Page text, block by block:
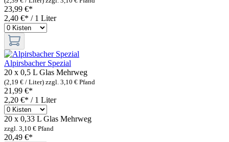
23,99 €*
2,40 €* / 1 Liter
Alpirsbacher Spezial
20 x 0,5 L Glas Mehrweg
(2,19 € / Liter) zzgl. 3,10 € Pfand
21,99 €*
2,20 €* / 1 Liter
20 x 0,33 L Glas Mehrweg
zzgl. 3,10 € Pfand
20,49 €*